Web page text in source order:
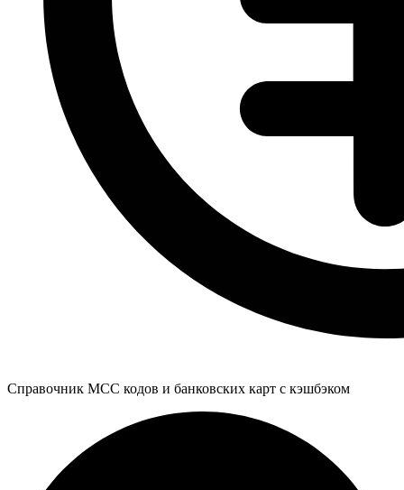
Справочник MCC кодов и банковских карт с кэшбэком